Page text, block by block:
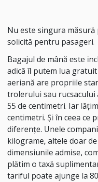
Nu este singura măsură
solicită pentru pasageri.
Bagajul de mână este
adică îl putem lua
aeriană are propriile
trolerului sau rucsacului
55 de centimetri. Iar
centimetri. Şi în ceea ce
diferenţe. Unele
kilograme, altele doar
dimensiunile admise,
plătim o taxă
tariful poate ajunge la